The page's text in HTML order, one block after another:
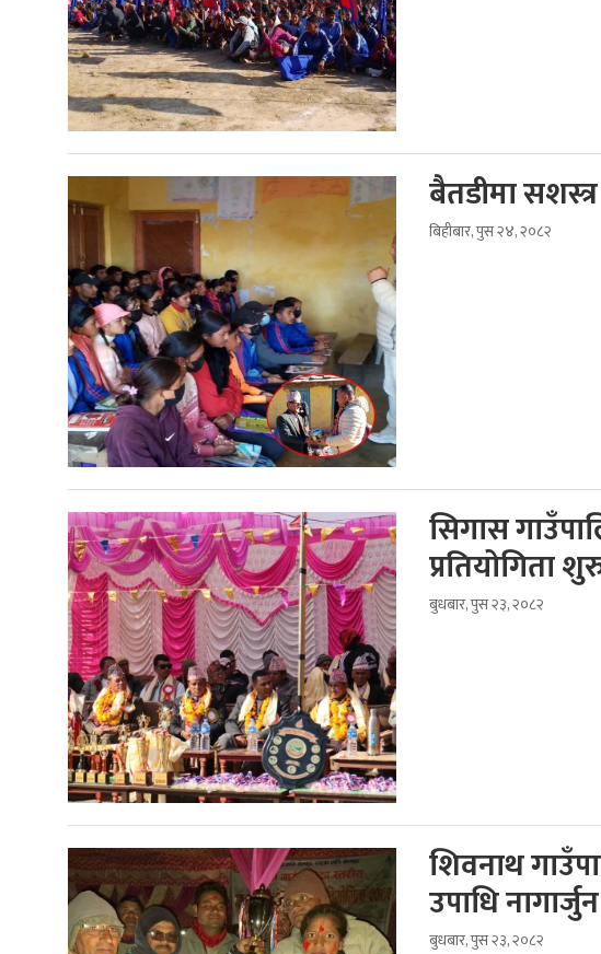
बैतडीमा सशस्त्र
बिहीबार, पुस २४, २०८२
सिगास
प्रतियोगिता
बुधबार, पुस २३, २०८२
शिवनाथ
उपाधि
बुधबार, पुस २३, २०८२